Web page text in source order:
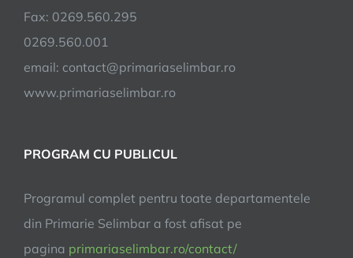
Fax: 0269.560.295
0269.560.001
email: contact@primariaselimbar.ro
www.primariaselimbar.ro
PROGRAM CU PUBLICUL
Programul complet pentru toate departamentele
din Primarie Selimbar a fost afisat pe
pagina primariaselimbar.ro/contact/